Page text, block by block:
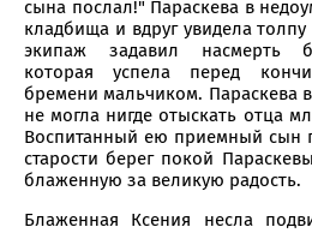
сына послал!" Параскева в
кладбища и вдруг увидела
экипаж задавил насмерть
которая успела перед
бремени мальчиком. Параскева
не могла нигде отыскать отца
Воспитанный ею приемный сын
старости берег покой
блаженную за великую радость.
Блаженная Ксения несла